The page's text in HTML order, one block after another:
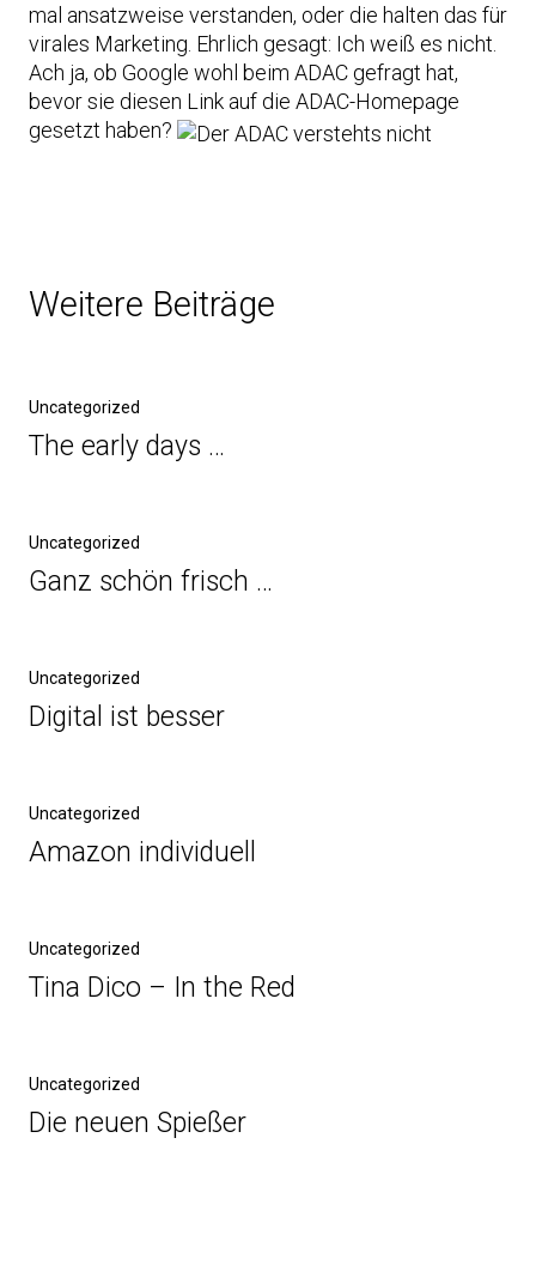
mal ansatzweise verstanden, oder die halten das für
virales Marketing. Ehrlich gesagt: Ich weiß es nicht.
Ach ja, ob Google wohl beim ADAC gefragt hat,
bevor sie diesen Link auf die ADAC-Homepage
gesetzt haben?
Weitere Beiträge
Uncategorized
The early days …
Uncategorized
Ganz schön frisch …
Uncategorized
Digital ist besser
Uncategorized
Amazon individuell
Uncategorized
Tina Dico – In the Red
Uncategorized
Die neuen Spießer